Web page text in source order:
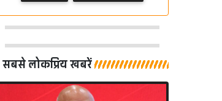
सबसे लोकप्रिय खबरें